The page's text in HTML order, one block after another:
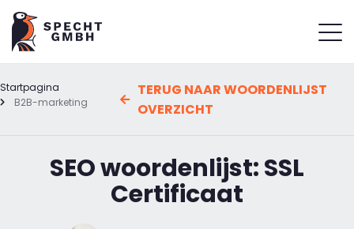
Startpagina
B2B-marketing
TERUG NAAR WOORDENLIJST
OVERZICHT
SEO woordenlijst: SSL
Certificaat